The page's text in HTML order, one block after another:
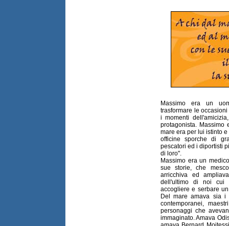
Massimo era un
trasformare le
i momenti
protagonista.
mare era per lui istinto
officine sporche di
pescatori ed i diportisti
di loro".
Massimo era un
sue storie, che
arricchiva ed
dell'ultimo di noi cui
accogliere e serbare
Del mare amava sia i
contemporanei,
personaggi che
immaginato. Amava